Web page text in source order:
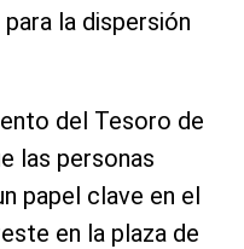
la dispersión
del Tesoro de
las personas
papel clave en el
en la plaza de